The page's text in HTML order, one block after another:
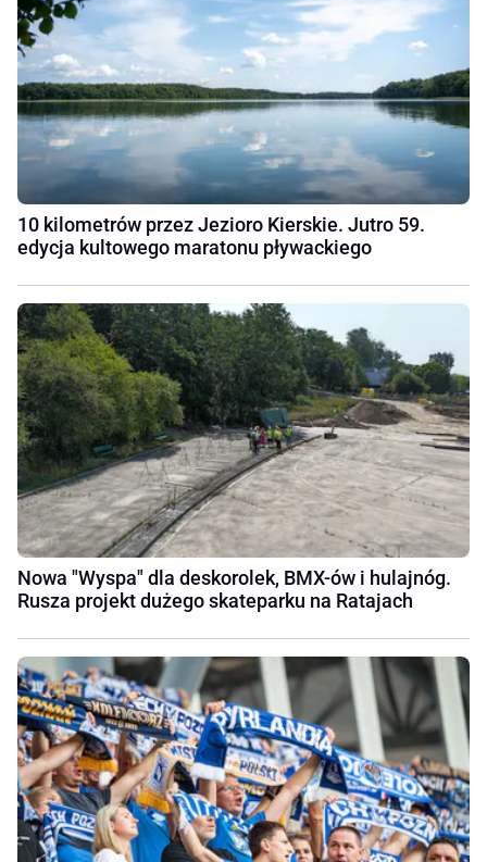
10 kilometrów przez Jezioro Kierskie. Jutro 59.
edycja kultowego maratonu pływackiego
Nowa "Wyspa" dla deskorolek, BMX-ów i hulajnóg.
Rusza projekt dużego skateparku na Ratajach